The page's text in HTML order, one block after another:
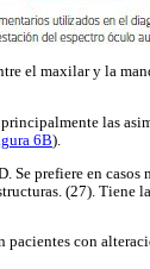
el maxilar y la
las
6B).
Se prefiere en
(27). Tiene
con